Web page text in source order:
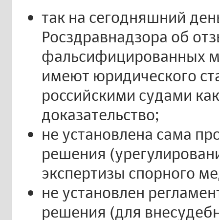
так на сегодняшний
Росздравнадзора об
фальсифицированных
имеют юридического
российскими судами
доказательство;
не установлена сама
решения
экспертизы спорного
не установлен
решения (для